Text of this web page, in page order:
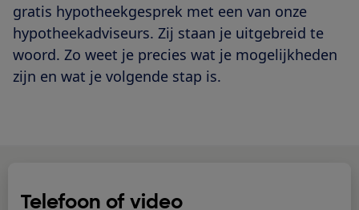
gratis hypotheekgesprek met een van onze
hypotheekadviseurs. Zij staan je uitgebreid te
woord. Zo weet je precies wat je mogelijkheden
zijn en wat je volgende stap is.